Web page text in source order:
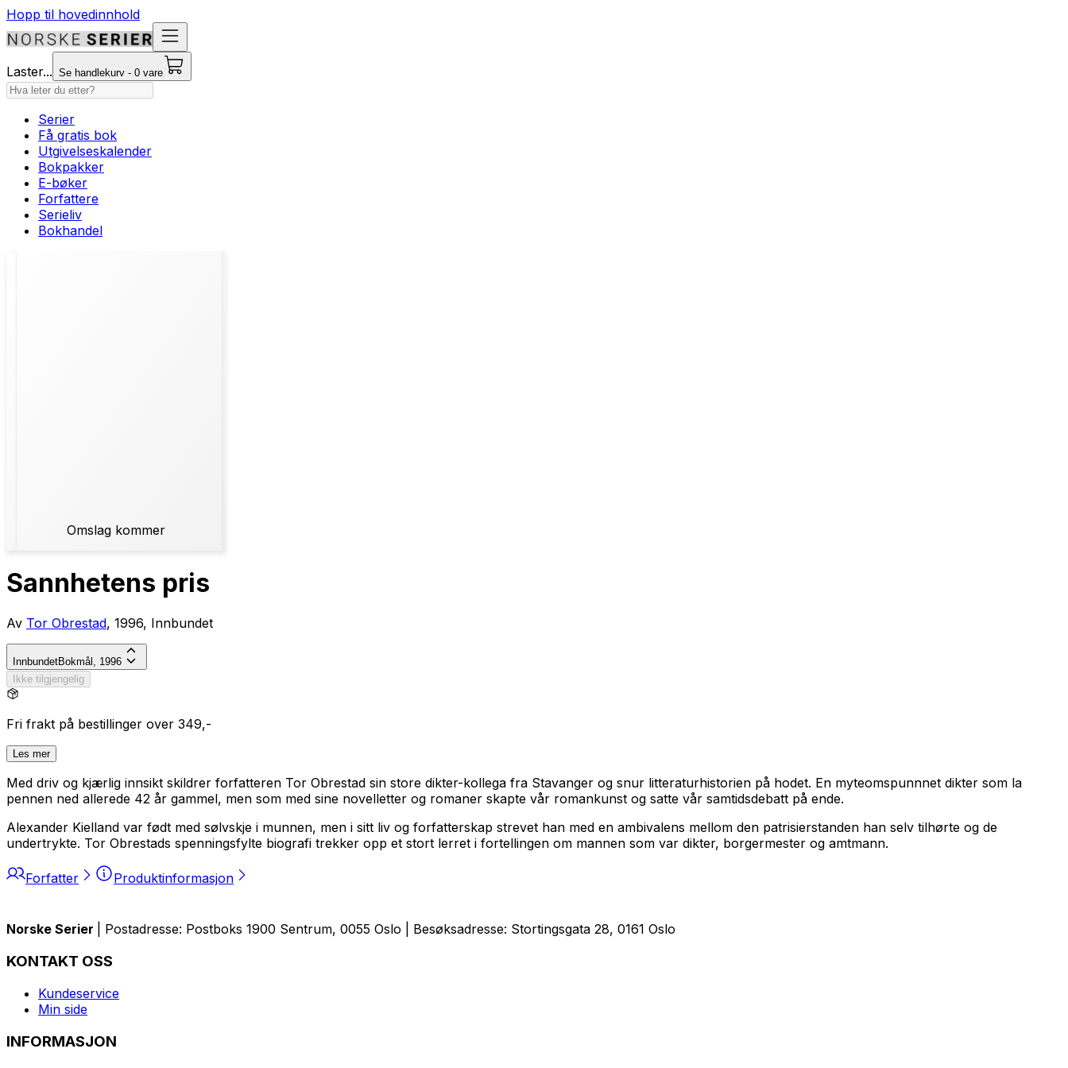
Hopp til hovedinnhold
Laster... Se handlekurv - 0 vare
Serier
Få gratis bok
Utgivelseskalender
Bokpakker
E-bøker
Forfattere
Serieliv
Bokhandel
Omslag kommer
Sannhetens pris
Av Tor Obrestad, 1996, Innbundet
InnbundetBokmål, 1996
Ikke tilgjengelig
Fri frakt på bestillinger over 349,-
Les mer
Med driv og kjærlig innsikt skildrer forfatteren Tor Obrestad sin store dikter-kollega fra Stavanger og snur litteraturhistorien på hodet. En myteomspunnnet dikter som la
pennen ned allerede 42 år gammel, men som med sine novelletter og romaner skapte vår romankunst og satte vår samtidsdebatt på ende.
Alexander Kielland var født med sølvskje i munnen, men i sitt liv og forfatterskap strevet han med en ambivalens mellom den patrisierstanden han selv tilhørte og de
undertrykte. Tor Obrestads spenningsfylte biografi trekker opp et stort lerret i fortellingen om mannen som var dikter, borgermester og amtmann.
Forfatter Produktinformasjon
Norske Serier | Postadresse: Postboks 1900 Sentrum, 0055 Oslo | Besøksadresse: Stortingsgata 28, 0161 Oslo
KONTAKT OSS
Kundeservice
Min side
INFORMASJON